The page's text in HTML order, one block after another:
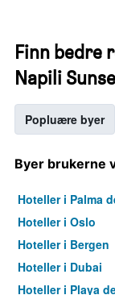
Finn bedre
Napili
Popluære byer
Byer brukerne
Hoteller i Palma
Hoteller i Oslo
Hoteller i Bergen
Hoteller i Dubai
Hoteller i Playa